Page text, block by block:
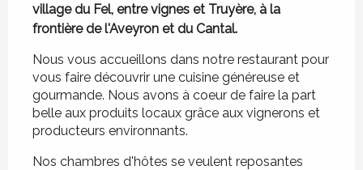
village du Fel, entre vignes et Truyère, à la
frontière de l'Aveyron et du Cantal.
Nous vous accueillons dans notre restaurant pour
vous faire découvrir une cuisine généreuse et
gourmande. Nous avons à coeur de faire la part
belle aux produits locaux grâce aux vignerons et
producteurs environnants.
Nos chambres d'hôtes se veulent reposantes